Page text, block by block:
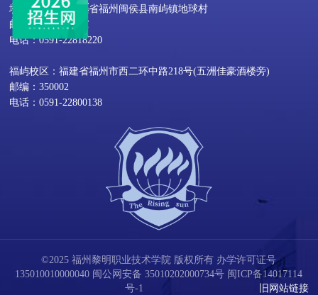
地球村校区：福建省福州闽侯县南屿镇地球村
邮编：350109
电话：0591-22818220
福屿校区：福建省福州市西二环中路218号(五洲佳豪酒楼旁)
邮编：350002
电话：0591-22800138
©2025 福州黎明职业技术学院 版权所有 办学许可证号
135010010000040 闽公网安备 35010202000734号 闽ICP备14017114
号-1
旧网站链接